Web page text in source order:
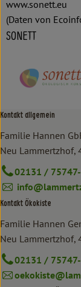
www.sonett.eu
(Daten von
SONETT
Kontakt allgemein
Familie Hannen
Neu Lammertzhof,
02131 /
Kontakt Ökokiste
Familie Hannen
Neu Lammertzhof,
02131 /